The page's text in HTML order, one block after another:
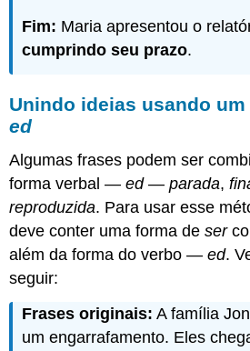
Fim: Maria apresentou o
cumprindo seu prazo.
Unindo ideias usando
ed
Algumas frases podem ser
forma verbal —ed—parada,
reproduzida. Para usar esse
deve conter uma forma deser
além da forma do verbo —ed.
seguir:
Frases originais: A família
um engarrafamento. Eles